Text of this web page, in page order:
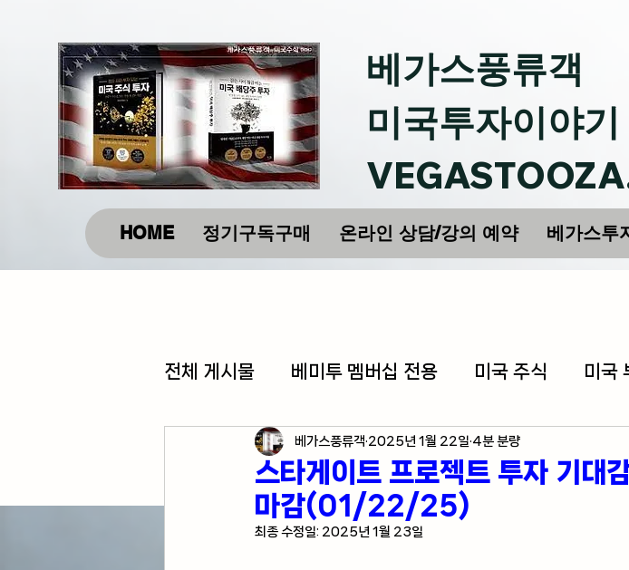
베가스풍류객
미국투자이야기
HOME 정기구독구매 온라인 상담/강의 예약 베가스투
전체 게시물 베미투 멤버십 전용 미국 주식 미국
각종 자산 투자 미국 경제 지표 미국 주식 입문
미국 여행 정보 전업투자자의 혼잣말
스타게이트 프로젝트 투자 기대
마감(01/22/25)
베가스풍류객 2025년 1월 22일 4분 분량
최종 수정일: 2025년 1월 23일